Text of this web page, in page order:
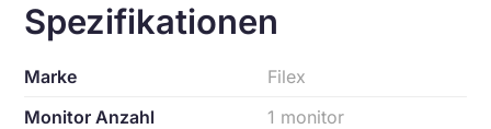
Spezifikationen
Marke
Filex
Monitor Anzahl
1 monitor